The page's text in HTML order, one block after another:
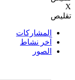
X
تقليص
المشاركات
آخر نشاط
الصور